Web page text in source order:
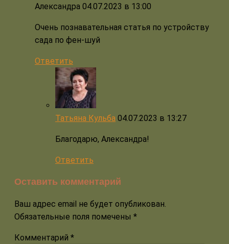
Александра 04.07.2023 в 13:00
Очень познавательная статья по устройству
сада по фен-шуй
Ответить
Татьяна Кульба 04.07.2023 в 13:27
Благодарю, Александра!
Ответить
Оставить комментарий
Ваш адрес email не будет опубликован.
Обязательные поля помечены *
Комментарий *